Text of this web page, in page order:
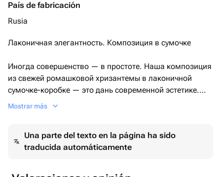
País de fabricación
Rusia
Лаконичная элегантность. Композиция в сумочке
Иногда совершенство — в простоте. Наша композиция
из свежей ромашковой хризантемы в лаконичной
сумочке-коробке — это дань современной эстетике.
Четкая форма, нежный цветок, ничего лишнего.
Mostrar más
Una parte del texto en la página ha sido
traducida automáticamente